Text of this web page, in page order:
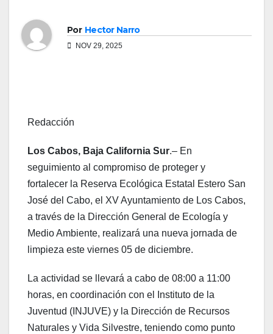
Por Hector Narro
NOV 29, 2025
Redacción
Los Cabos, Baja California Sur.– En
seguimiento al compromiso de proteger y
fortalecer la Reserva Ecológica Estatal Estero San
José del Cabo, el XV Ayuntamiento de Los Cabos,
a través de la Dirección General de Ecología y
Medio Ambiente, realizará una nueva jornada de
limpieza este viernes 05 de diciembre.
La actividad se llevará a cabo de 08:00 a 11:00
horas, en coordinación con el Instituto de la
Juventud (INJUVE) y la Dirección de Recursos
Naturales y Vida Silvestre, teniendo como punto